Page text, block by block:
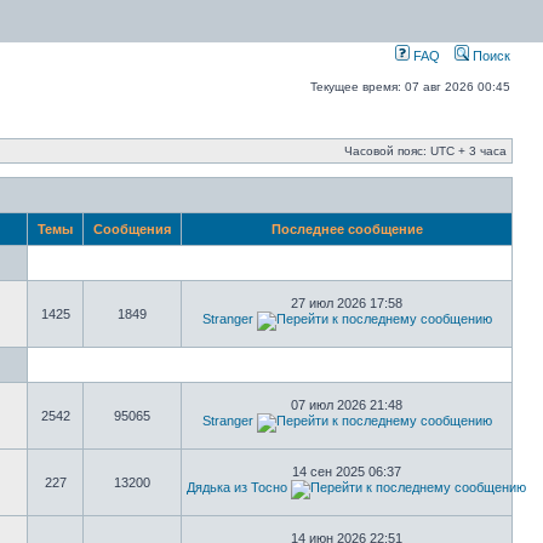
FAQ Поиск
Текущее время: 07 авг 2026 00:45
Часовой пояс: UTC + 3 часа
Темы Сообщения Последнее сообщение
1425 1849
27 июл 2026 17:58
Stranger
2542 95065
07 июл 2026 21:48
Stranger
227 13200
14 сен 2025 06:37
Дядька из Тосно
14 июн 2026 22:51